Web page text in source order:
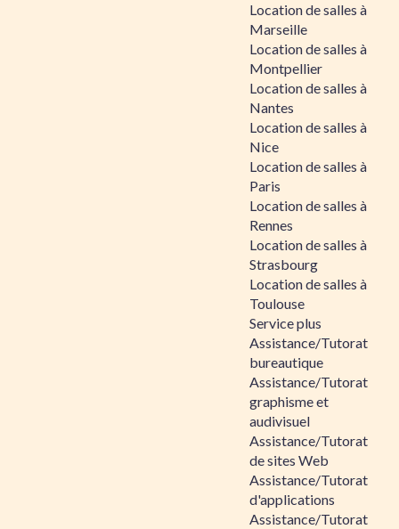
Location de salles à
Marseille
Location de salles à
Montpellier
Location de salles à
Nantes
Location de salles à
Nice
Location de salles à
Paris
Location de salles à
Rennes
Location de salles à
Strasbourg
Location de salles à
Toulouse
Service plus
Assistance/Tutorat
bureautique
Assistance/Tutorat
graphisme et
audivisuel
Assistance/Tutorat
de sites Web
Assistance/Tutorat
d'applications
Assistance/Tutorat